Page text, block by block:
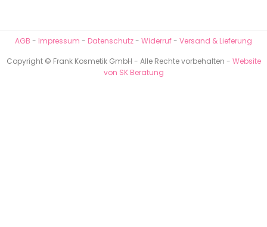
AGB - Impressum - Datenschutz- Widerruf- Versand & Lieferung
Copyright © Frank Kosmetik GmbH - Alle Rechte vorbehalten - Website
von SK Beratung